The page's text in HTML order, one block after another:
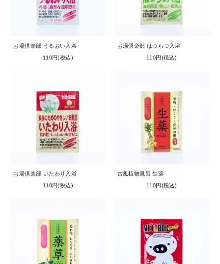
お湯倶楽部 うるおい入浴
110円(税込)
お湯倶楽部 はつらつ入浴
110円(税込)
お湯倶楽部 いたわり入浴
110円(税込)
古風植物風呂 生薬
110円(税込)